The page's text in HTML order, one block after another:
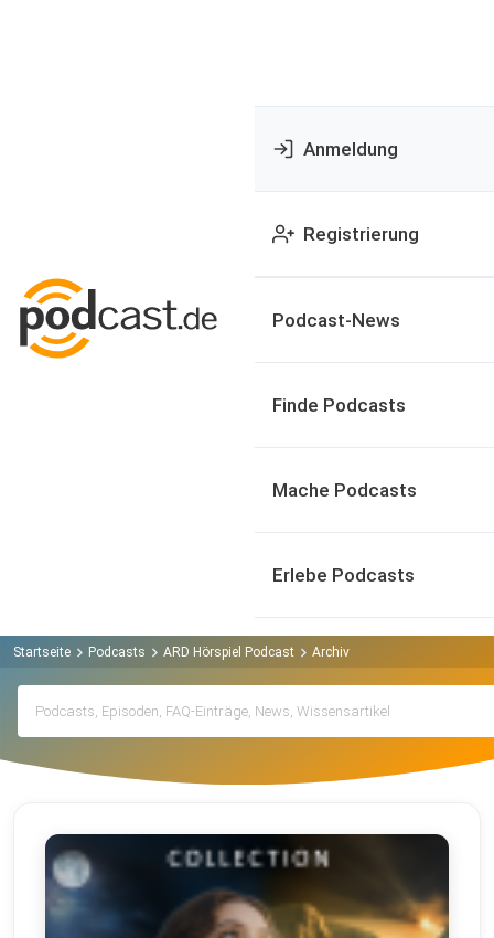
Anmeldung
Registrierung
Podcast-News
Finde Podcasts
Mache Podcasts
Erlebe Podcasts
Startseite Podcasts ARD Hörspiel Podcast Archiv